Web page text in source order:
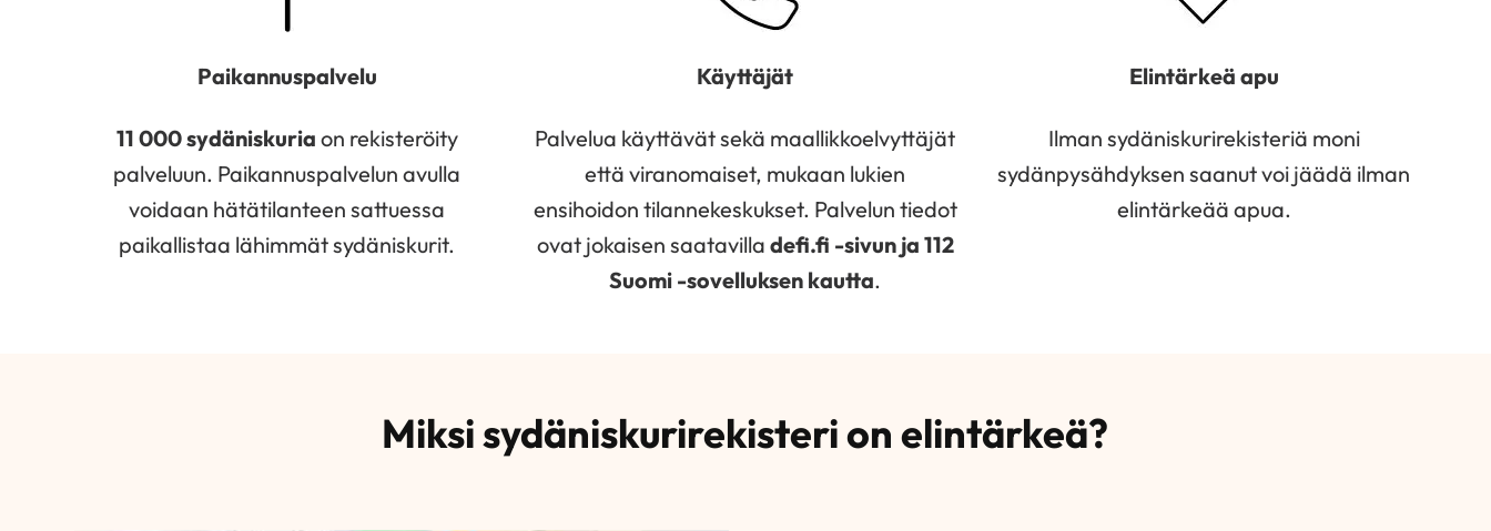
Paikannuspalvelu
11 000 sydäniskuria on rekisteröity
palveluun. Paikannuspalvelun avulla
voidaan hätätilanteen sattuessa
paikallistaa lähimmät sydäniskurit.
Käyttäjät
Palvelua käyttävät sekä maallikkoelvyttäjät
että viranomaiset, mukaan lukien
ensihoidon tilannekeskukset. Palvelun tiedot
ovat jokaisen saatavilla defi.fi -sivun ja 112
Suomi -sovelluksen kautta.
Elintärkeä apu
Ilman sydäniskurirekisteriä moni
sydänpysähdyksen saanut voi jäädä ilman
elintärkeää apua.
Miksi sydäniskurirekisteri on elintärkeä?